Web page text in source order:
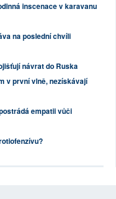
inscenace v karavanu
na poslední chvíli
návrat do Ruska
v první vlně, nezískávají
empatii vůči